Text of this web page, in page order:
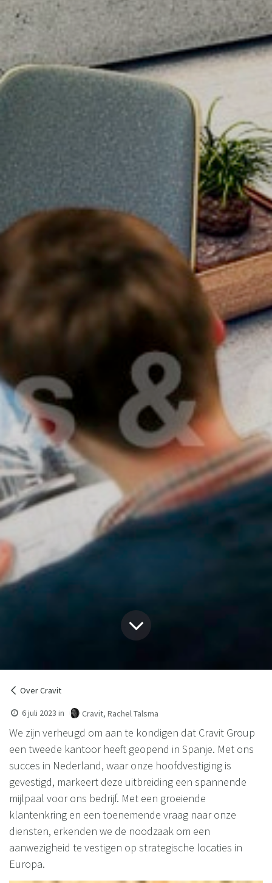
Over Cravit
6 juli 2023 in Cravit, Rachel Talsma
We zijn verheugd om aan te kondigen dat Cravit Group
een tweede kantoor heeft geopend in Spanje. Met ons
succes in Nederland, waar onze hoofdvestiging is
gevestigd, markeert deze uitbreiding een spannende
mijlpaal voor ons bedrijf. Met een groeiende
klantenkring en een toenemende vraag naar onze
diensten, erkenden we de noodzaak om een ​​
aanwezigheid te vestigen op strategische locaties in
Europa.